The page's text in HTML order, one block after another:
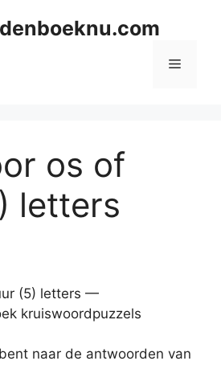
Menu
os of
letters
(5) letters —
kruiswoordpuzzels
naar de antwoorden van